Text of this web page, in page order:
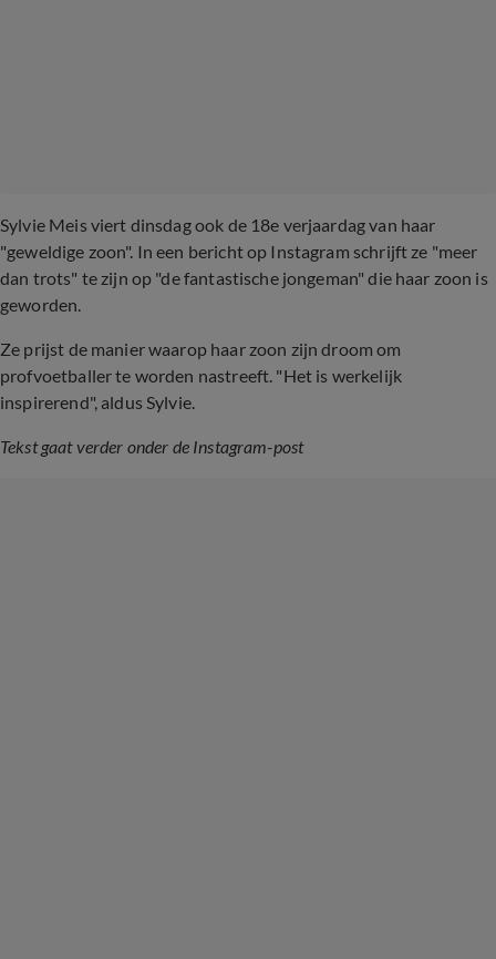
Sylvie Meis viert dinsdag ook de 18e verjaardag van haar
"geweldige zoon". In een bericht op Instagram schrijft ze "meer
dan trots" te zijn op "de fantastische jongeman" die haar zoon is
geworden.
Ze prijst de manier waarop haar zoon zijn droom om
profvoetballer te worden nastreeft. "Het is werkelijk
inspirerend", aldus Sylvie.
Tekst gaat verder onder de Instagram-post